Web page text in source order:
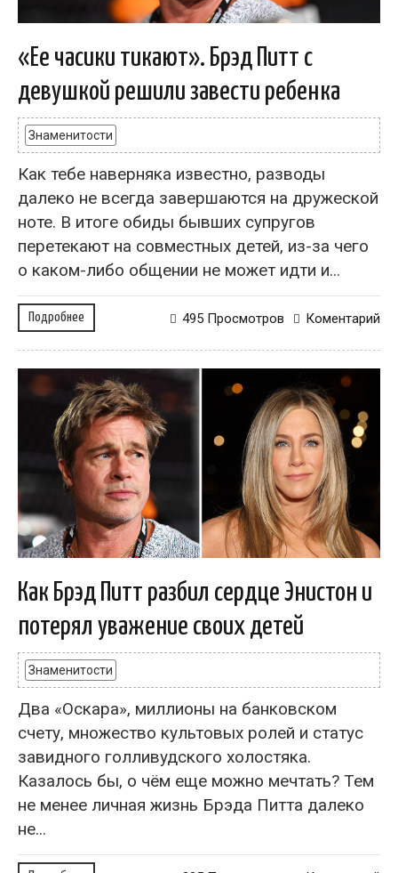
«Ее часики тикают». Брэд Питт с
девушкой решили завести ребенка
Знаменитости
Как тебе наверняка известно, разводы
далеко не всегда завершаются на дружеской
ноте. В итоге обиды бывших супругов
перетекают на совместных детей, из-за чего
о каком-либо общении не может идти и...
Подробнее Коментарий
495 Просмотров
Как Брэд Питт разбил сердце Энистон и
потерял уважение своих детей
Знаменитости
Два «Оскара», миллионы на банковском
счету, множество культовых ролей и статус
завидного голливудского холостяка.
Казалось бы, о чём еще можно мечтать? Тем
не менее личная жизнь Брэда Питта далеко
не...